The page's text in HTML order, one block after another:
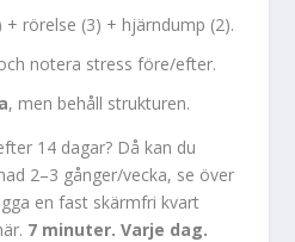
+ rörelse (3) + hjärndump (2).
notera stress före/efter.
, men behåll strukturen.
14 dagar? Då kan du
2–3 gånger/vecka, se över
en fast skärmfri kvart
7 minuter. Varje dag.